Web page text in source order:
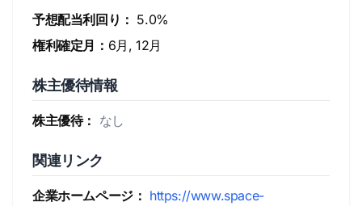
予想配当利回り： 5.0%
権利確定月： 6月, 12月
株主優待情報
株主優待： なし
関連リンク
企業ホームページ： https://www.space-